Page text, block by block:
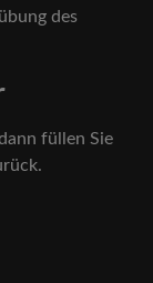
des
füllen Sie